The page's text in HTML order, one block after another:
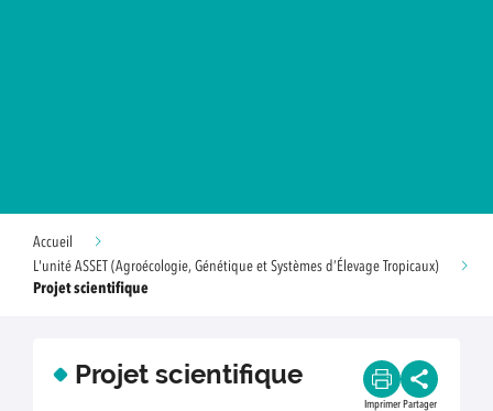
Accueil
L'unité ASSET (Agroécologie, Génétique et Systèmes d’Élevage Tropicaux)
Projet scientifique
Projet scientifique
Imprimer Partager